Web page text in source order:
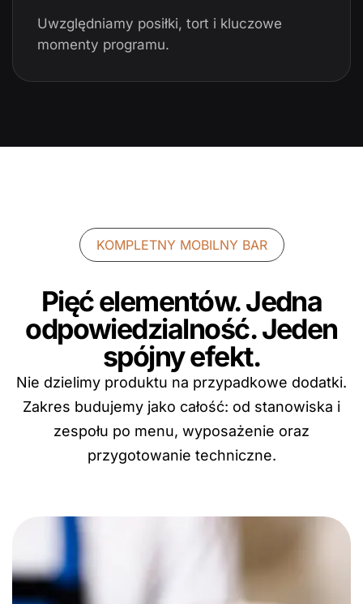
Uwzględniamy posiłki, tort i kluczowe
momenty programu.
KOMPLETNY MOBILNY BAR
Pięć elementów. Jedna
odpowiedzialność. Jeden
spójny efekt.
Nie dzielimy produktu na przypadkowe dodatki.
Zakres budujemy jako całość: od stanowiska i
zespołu po menu, wyposażenie oraz
przygotowanie techniczne.